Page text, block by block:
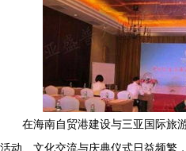
在海南自贸港建设与三亚国际旅
活动、文化交流与庆典仪式日益频繁